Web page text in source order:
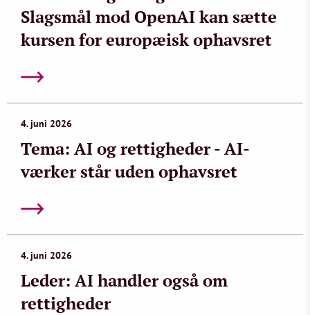
Slagsmål mod OpenAI kan sætte
kursen for europæisk ophavsret
4. juni 2026
Tema: AI og rettigheder - AI-
værker står uden ophavsret
4. juni 2026
Leder: AI handler også om
rettigheder